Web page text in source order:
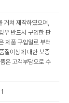
거쳐 제작하였으며,
우 반드시 구입한 판
제품 구입일로 부터
질이상에 대한 보증
은 고객부담으로 수